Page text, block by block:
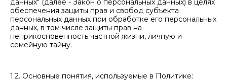
данных" (далее - Закон о персональных данных) в целях
обеспечения защиты прав и свобод субъекта
персональных данных при обработке его персональных
данных, в том числе защиты прав на
неприкосновенность частной жизни, личную и
семейную тайну.
1.2. Основные понятия, используемые в Политике: